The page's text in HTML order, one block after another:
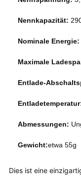
Nennkapazität:
Nominale Energie:
Maximale
Entlade-
Abmessungen:
Gewicht:etwa 55g
Dies ist eine